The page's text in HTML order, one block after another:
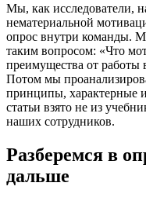
Мы, как исследователи,
нематериальной
опрос внутри команды.
таким вопросом: «Что
преимущества от работы
Потом мы
принципы, характерные
статьи взято не из
наших сотрудников.
Разберемся в
дальше